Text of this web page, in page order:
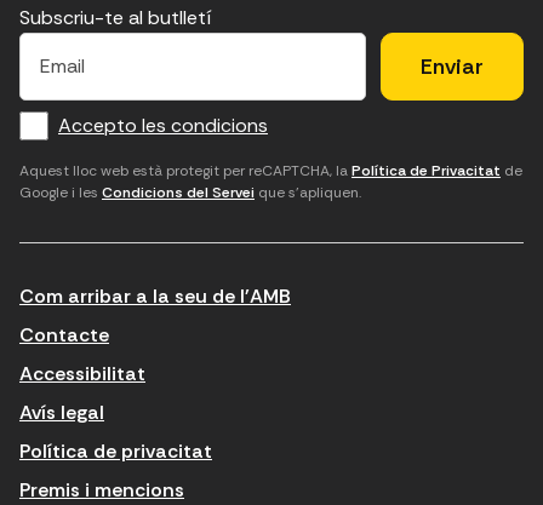
E
f
o
r
m
i
n
t
E
c
a
m
p
r
r
e
H
u
d
'
a
e
p
t
×
Subscriu-te al butlletí
E
a
i
Accepto les condicions
Aquest lloc web està protegit per reCAPTCHA, laPolítica de Privacitat de
Google i les Condicions del Servei que s'apliquen.
Com arribar a la seu de l'AMB
Contacte
Accessibilitat
Avís legal
Política de privacitat
Premis i mencions